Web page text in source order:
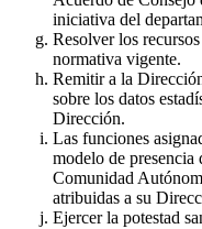
iniciativa del
Resolver los
normativa vigente.
Remitir a la
sobre los datos
Dirección.
Las funciones
modelo de
Comunidad
atribuidas a su
Ejercer la potestad